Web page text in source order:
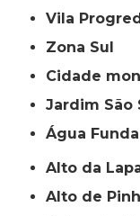
Vila
Zona Sul
cidade
jardim São
Água Funda
Alto da
Alto de